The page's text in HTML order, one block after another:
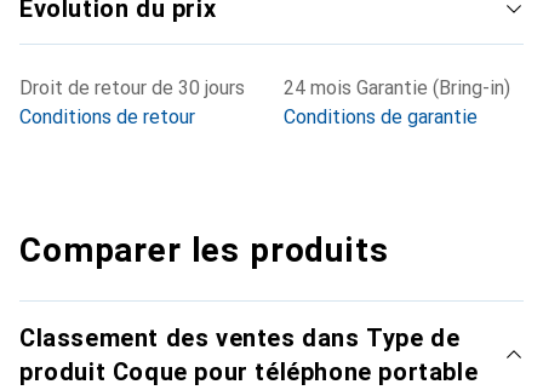
Évolution du prix
Droit de retour de 30 jours
Conditions de retour
24 mois Garantie (Bring-in)
Conditions de garantie
Comparer les produits
Classement des ventes dans Type de
produit Coque pour téléphone portable